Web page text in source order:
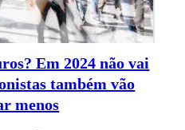
Em 2024 não vai
também vão
menos